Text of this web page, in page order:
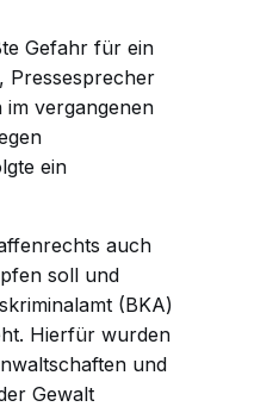
Gefahr für ein
Pressesprecher
im vergangenen
ein
auch
soll und
(BKA)
Hierfür wurden
und
Gewalt